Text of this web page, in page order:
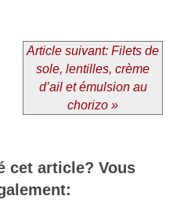
Article suivant: Filets de
sole, lentilles, crème
d’ail et émulsion au
chorizo »
cet article? Vous